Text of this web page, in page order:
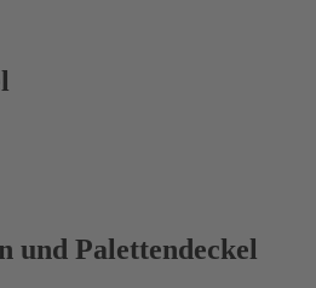
und Palettendeckel